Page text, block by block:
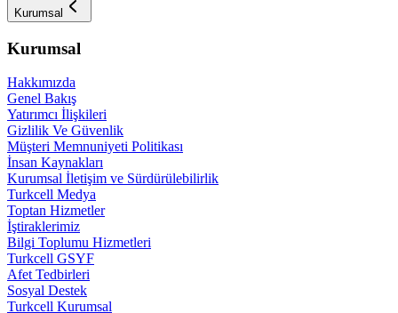
Kurumsal
Kurumsal
Hakkımızda
Genel Bakış
Yatırımcı İlişkileri
Gizlilik Ve Güvenlik
Müşteri Memnuniyeti Politikası
İnsan Kaynakları
Kurumsal İletişim ve Sürdürülebilirlik
Turkcell Medya
Toptan Hizmetler
İştiraklerimiz
Bilgi Toplumu Hizmetleri
Turkcell GSYF
Afet Tedbirleri
Sosyal Destek
Turkcell Kurumsal